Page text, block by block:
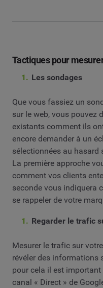
Tactiques pour
Les sondages
Que vous fassiez un
sur le web, vous pouvez
existants comment ils
encore demander à un
sélectionnées au hasard
La première approche
comment vos clients
seconde vous indiquera
se rappeler de votre
Regarder le trafic
Mesurer le trafic sur
révéler des informations
pour cela il est
canal « Direct » de